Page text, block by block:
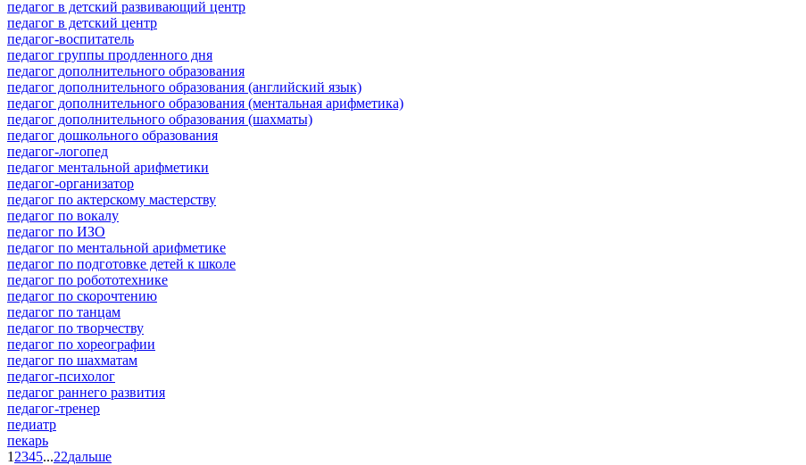
педагог в детский развивающий центр
педагог в детский центр
педагог-воспитатель
педагог группы продленного дня
педагог дополнительного образования
педагог дополнительного образования (английский язык)
педагог дополнительного образования (ментальная арифметика)
педагог дополнительного образования (шахматы)
педагог дошкольного образования
педагог-логопед
педагог ментальной арифметики
педагог-организатор
педагог по актерскому мастерству
педагог по вокалу
педагог по ИЗО
педагог по ментальной арифметике
педагог по подготовке детей к школе
педагог по робототехнике
педагог по скорочтению
педагог по танцам
педагог по творчеству
педагог по хореографии
педагог по шахматам
педагог-психолог
педагог раннего развития
педагог-тренер
педиатр
пекарь
1 2345...22дальше